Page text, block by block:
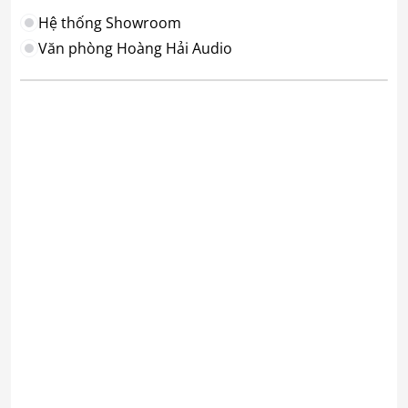
Hệ thống Showroom
Văn phòng Hoàng Hải Audio